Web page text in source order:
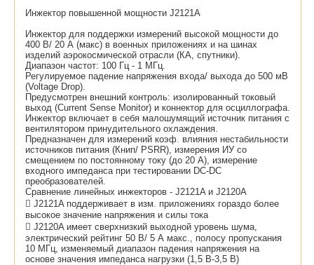
Инжектор повышенной мощности J2121A
Инжектор для поддержки измерений высокой мощности до
400 В/ 20 А (макс) в военных приложениях и на шинах
изделий аэрокосмической отрасли (КА, спутники).
Диапазон частот: 100 Гц - 1 МГц.
Регулируемое падение напряжения входа/ выхода до 500 мВ
(Voltage Drop).
Предусмотрен внешний контроль: изолированный токовый
выход (Current Sense Monitor) и коннектор для осциллографа.
Инжектор включает в себя малошумящий источник питания с
вентилятором принудительного охлаждения.
Предназначен для измерений коэф. влияния нестабильности
источников питания (Книп/ PSRR), измерения ИУ со
смещением по постоянному току (до 20 А), измерение
входного импеданса при тестировании DС-DC
преобразователей.
Сравнение линейных инжекторов - J2121A и J2120A
 J2121A поддерживает в изм. приложениях гораздо более
высокое значение напряжения и силы тока
 J2120A имеет сверхнизкий выходной уровень шума,
электрический рейтинг 50 В/ 5 А макс., полосу пропускания
10 МГц, изменяемый диапазон падения напряжения на
основе значения импеданса нагрузки (1,5 В-3,5 В)